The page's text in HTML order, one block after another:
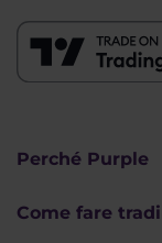
Perché Purple
Come fare